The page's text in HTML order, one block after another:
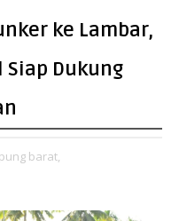
ke Lambar,
Siap Dukung
barat,